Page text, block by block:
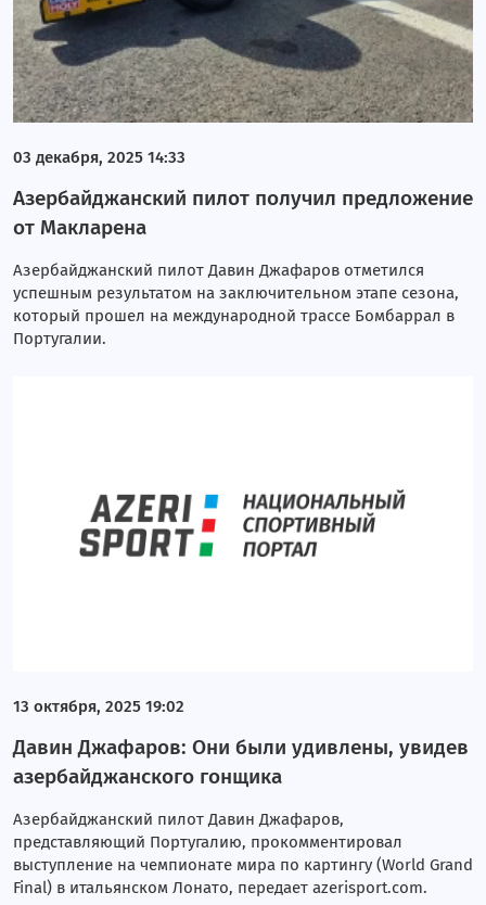
03 декабря, 2025 14:33
Азербайджанский пилот получил предложение
от Макларена
Азербайджанский пилот Давин Джафаров отметился
успешным результатом на заключительном этапе сезона,
который прошел на международной трассе Бомбаррал в
Португалии.
13 октября, 2025 19:02
Давин Джафаров: Они были удивлены, увидев
азербайджанского гонщика
Азербайджанский пилот Давин Джафаров,
представляющий Португалию, прокомментировал
выступление на чемпионате мира по картингу (World Grand
Final) в итальянском Лонато, передает azerisport.com.